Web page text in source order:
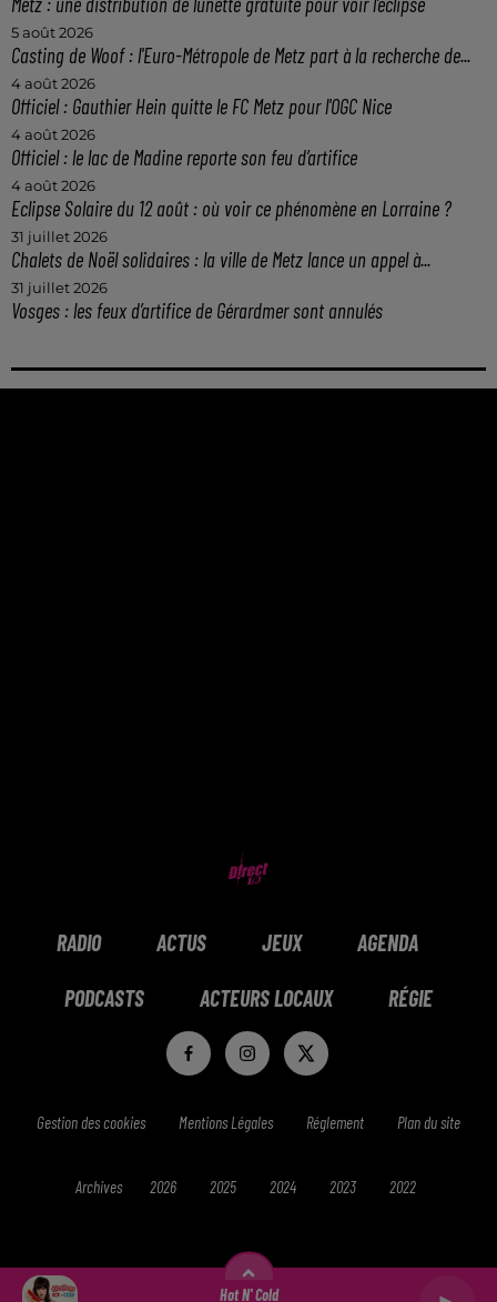
Hot N' Cold
5 août 2026
Casting de Woof : l'Euro-Métropole de Metz part à la recherche de...
4 août 2026
Officiel : Gauthier Hein quitte le FC Metz pour l'OGC Nice
4 août 2026
Officiel : le lac de Madine reporte son feu d’artifice
4 août 2026
Eclipse Solaire du 12 août : où voir ce phénomène en Lorraine ?
31 juillet 2026
Chalets de Noël solidaires : la ville de Metz lance un appel à...
31 juillet 2026
Vosges : les feux d’artifice de Gérardmer sont annulés
RADIO ACTUS JEUX AGENDA
PODCASTS ACTEURS LOCAUX RÉGIE
Gestion des cookies Mentions Légales Réglement Plan du site
Archives 2026 2025 2024 2023 2022